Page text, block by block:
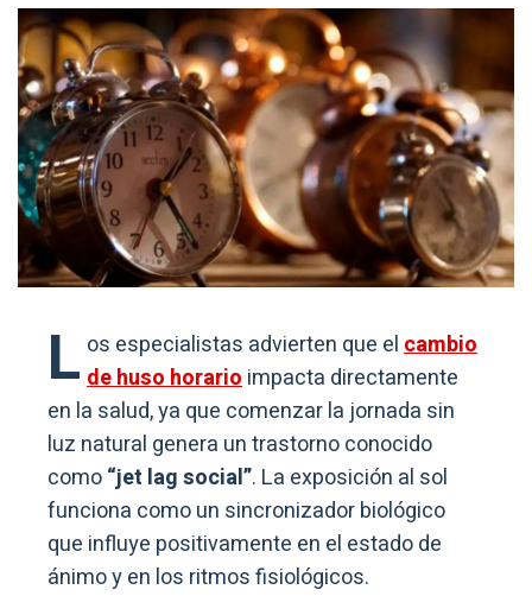
L os especialistas advierten que elcambio
de huso horarioimpacta directamente
en la salud, ya que comenzar la jornada sin
luz natural genera un trastorno conocido
como“jet lag social”. La exposición al sol
funciona como un sincronizador biológico
que influye positivamente en el estado de
ánimo y en los ritmos fisiológicos.